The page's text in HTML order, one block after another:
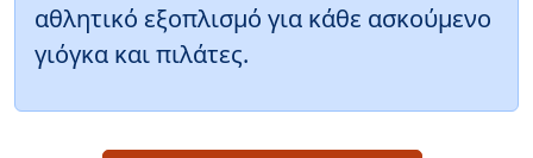
αθλητικό εξοπλισμό για κάθε ασκούμενο
γιόγκα και πιλάτες.